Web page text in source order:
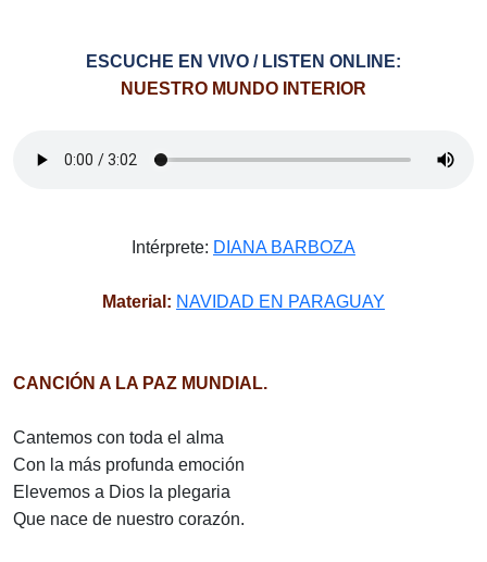
ESCUCHE EN VIVO / LISTEN ONLINE:
NUESTRO MUNDO INTERIOR
Intérprete: DIANA BARBOZA
Material: NAVIDAD EN PARAGUAY
CANCIÓN A LA PAZ MUNDIAL.
Cantemos con toda el alma
Con la más profunda emoción
Elevemos a Dios la plegaria
Que nace de nuestro corazón.